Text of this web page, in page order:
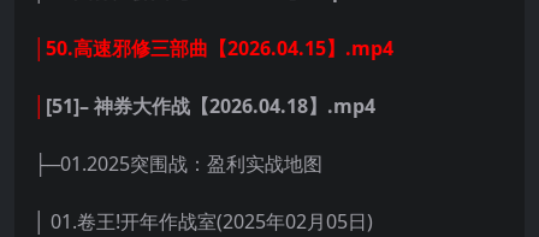
│50.高速邪修三部曲【2026.04.15】.mp4
[51]– 神券大作战【2026.04.18】.mp4
├─01.2025突围战：盈利实战地图
│ 01.卷王!开年作战室(2025年02月05日)